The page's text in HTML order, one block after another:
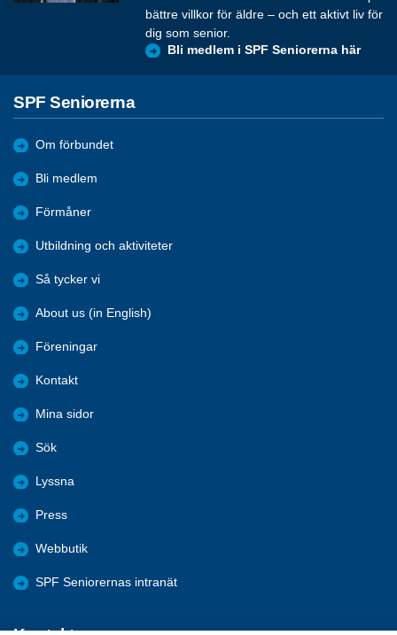
bättre villkor för äldre – och ett aktivt liv för
dig som senior.
Bli medlem i SPF Seniorerna här
SPF Seniorerna
Om förbundet
Bli medlem
Förmåner
Utbildning och aktiviteter
Så tycker vi
About us (in English)
Föreningar
Kontakt
Mina sidor
Sök
Lyssna
Press
Webbutik
SPF Seniorernas intranät